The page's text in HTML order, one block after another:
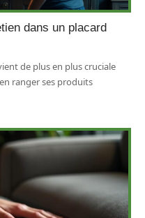
dans un placard
de plus en plus cruciale
ranger ses produits